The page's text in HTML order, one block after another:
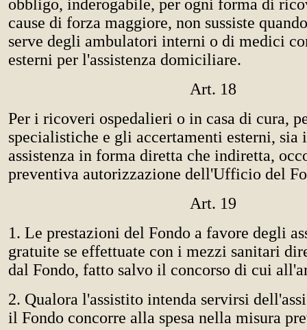
obbligo, inderogabile, per ogni forma di
cause di forza maggiore, non sussiste
serve degli ambulatori interni o di medici
esterni per l'assistenza domiciliare.
Art. 18
Per i ricoveri ospedalieri o in casa di cura,
specialistiche e gli accertamenti esterni, sia
assistenza in forma diretta che indiretta,
preventiva autorizzazione dell'Ufficio del
Art. 19
1. Le prestazioni del Fondo a favore degli
gratuite se effettuate con i mezzi sanitari
dal Fondo, fatto salvo il concorso di cui
2. Qualora l'assistito intenda servirsi
il Fondo concorre alla spesa nella misura